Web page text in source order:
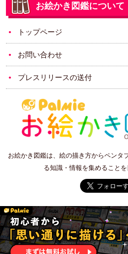
お絵かき図鑑について
トップページ
お問い合わせ
プレスリリースの送付
お絵かき図鑑は、絵の描き方からペンタ
る知識・情報を集めることを